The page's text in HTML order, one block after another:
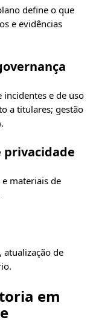
define o que
e evidências
incidentes e de uso
a titulares; gestão
privacidade
materiais de
atualização de
em